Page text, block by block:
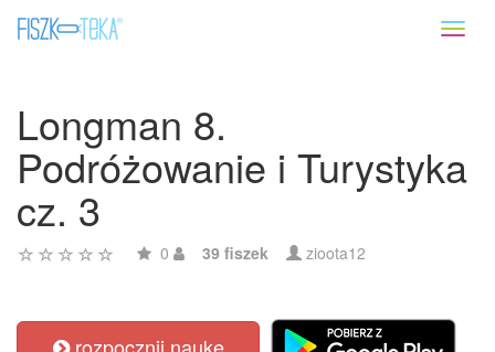
Longman 8.
Podróżowanie i Turystyka
cz. 3
0 39 fiszek zioota12